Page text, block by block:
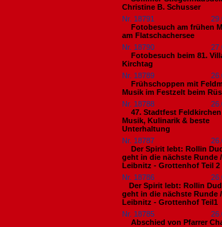
Christine B. Schusser
Nr. 18791
Fotobesuch am frühen
am Flatschachersee
Nr. 18790
Fotobesuch beim 81.
Kirchtag
Nr. 18789
Frühschoppen mit
Musik im Festzelt beim
Nr. 18788
47. Stadtfest Feldkirchen
Musik, Kulinarik & beste
Unterhaltung
Nr. 18787
Der Spirit lebt: Rollin
geht in die nächste Runde /
Leibnitz - Grottenhof Teil 2
Nr. 18786
​Der Spirit lebt: Rollin
geht in die nächste Runde /
Leibnitz - Grottenhof Teil1
Nr. 18785
Abschied von Pfarrer